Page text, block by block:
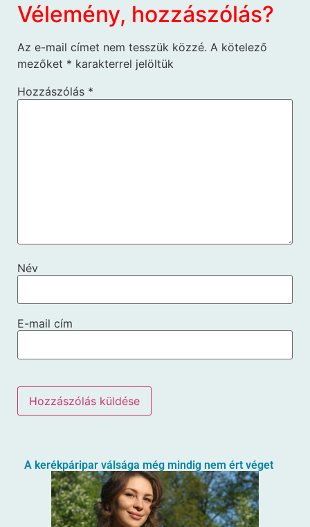
Vélemény, hozzászólás?
Az e-mail címet nem tesszük közzé. A kötelező
mezőket * karakterrel jelöltük
Hozzászólás *
Név
E-mail cím
A kerékpáripar válsága még mindig nem ért véget